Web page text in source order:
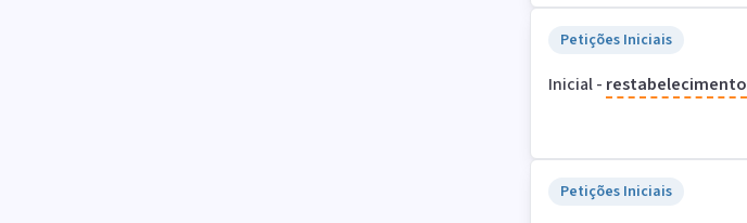
Petições Iniciais
Inicial - restabelecimento
Petições Iniciais